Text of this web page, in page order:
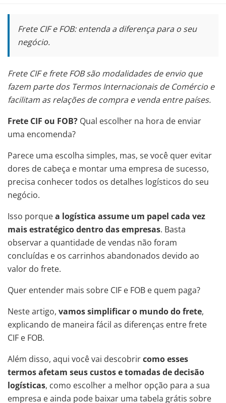
Frete CIF e FOB: entenda a diferença para o seu
negócio.
Frete CIF e frete FOB são modalidades de envio que
fazem parte dos Termos Internacionais de Comércio e
facilitam as relações de compra e venda entre países.
Frete CIF ou FOB? Qual escolher na hora de enviar
uma encomenda?
Parece uma escolha simples, mas, se você quer evitar
dores de cabeça e montar uma empresa de sucesso,
precisa conhecer todos os detalhes logísticos do seu
negócio.
Isso porquea logística assume um papel cada vez
mais estratégico dentro das empresas. Basta
observar a quantidade de vendas não foram
concluídas e os carrinhos abandonados devido ao
valor do frete.
Quer entender mais sobre CIF e FOB e quem paga?
Neste artigo, vamos simplificar o mundo do frete,
explicando de maneira fácil as diferenças entre frete
CIF e FOB.
Além disso, aqui você vai descobrircomo esses
termos afetam seus custos e tomadas de decisão
logísticas, como escolher a melhor opção para a sua
empresa e ainda pode baixar uma tabela grátis sobre